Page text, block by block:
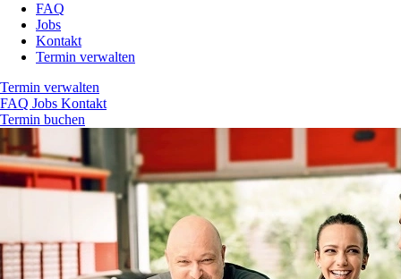
FAQ
Jobs
Kontakt
Termin verwalten
Termin verwalten
FAQ Jobs Kontakt
Termin buchen